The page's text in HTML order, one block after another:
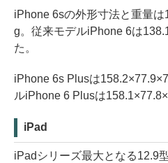
iPhone 6sの外形寸法と重量
g。従来モデルiPhone 6は
た。
iPhone 6s Plusは
ルiPhone 6 Plusは
iPad
iPadシリーズ最大となる12.9